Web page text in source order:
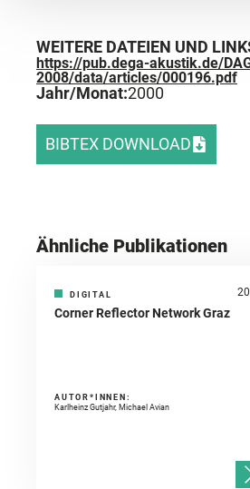
WEITERE DATEIEN UND
https://pub.dega-akustik.de/
2008/data/articles/000196.pdf
Jahr/Monat:2000
BIBTEX DOWNLOAD
Ähnliche Publikationen
DIGITAL
Corner Reflector Network Graz
AUTOR*INNEN:
Karlheinz Gutjahr, Michael Avian